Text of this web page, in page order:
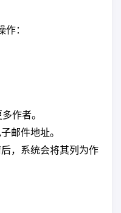
：
作者。
邮件地址。
，系统会将其列为作